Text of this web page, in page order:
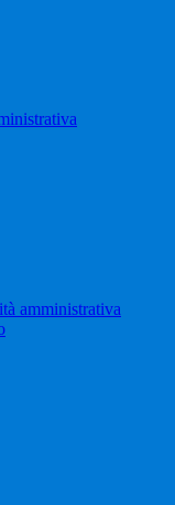
amministrativa